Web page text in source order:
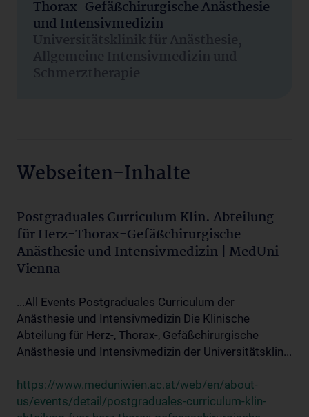
Thorax-Gefäßchirurgische Anästhesie
und Intensivmedizin
Universitätsklinik für Anästhesie,
Allgemeine Intensivmedizin und
Schmerztherapie
Webseiten-Inhalte
Postgraduales Curriculum Klin. Abteilung
für Herz-Thorax-Gefäßchirurgische
Anästhesie und Intensivmedizin | MedUni
Vienna
...All Events Postgraduales Curriculum der
Anästhesie und Intensivmedizin Die Klinische
Abteilung für Herz-, Thorax-, Gefäßchirurgische
Anästhesie und Intensivmedizin der Universitätsklin...
https://www.meduniwien.ac.at/web/en/about-
us/events/detail/postgraduales-curriculum-klin-